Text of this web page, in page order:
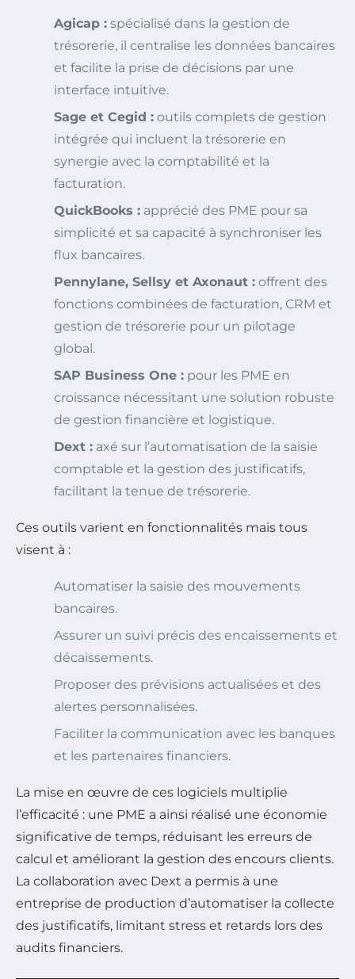
Agicap : spécialisé dans la gestion de
trésorerie, il centralise les données bancaires
et facilite la prise de décisions par une
interface intuitive.
Sage et Cegid : outils complets de gestion
intégrée qui incluent la trésorerie en
synergie avec la comptabilité et la
facturation.
QuickBooks : apprécié des PME pour sa
simplicité et sa capacité à synchroniser les
flux bancaires.
Pennylane, Sellsy et Axonaut : offrent des
fonctions combinées de facturation, CRM et
gestion de trésorerie pour un pilotage
global.
SAP Business One : pour les PME en
croissance nécessitant une solution robuste
de gestion financière et logistique.
Dext : axé sur l’automatisation de la saisie
comptable et la gestion des justificatifs,
facilitant la tenue de trésorerie.
Ces outils varient en fonctionnalités mais tous
visent à :
Automatiser la saisie des mouvements
bancaires.
Assurer un suivi précis des encaissements et
décaissements.
Proposer des prévisions actualisées et des
alertes personnalisées.
Faciliter la communication avec les banques
et les partenaires financiers.
La mise en œuvre de ces logiciels multiplie
l’efficacité : une PME a ainsi réalisé une économie
significative de temps, réduisant les erreurs de
calcul et améliorant la gestion des encours clients.
La collaboration avec Dext a permis à une
entreprise de production d’automatiser la collecte
des justificatifs, limitant stress et retards lors des
audits financiers.